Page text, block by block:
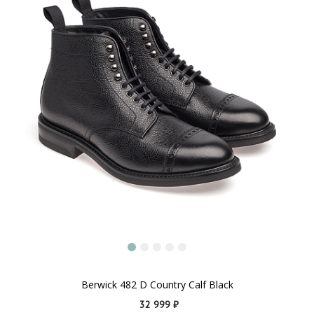
Berwick 482 D Country Calf Black
32 999 ₽